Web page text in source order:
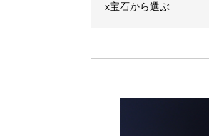
x宝石から選ぶ